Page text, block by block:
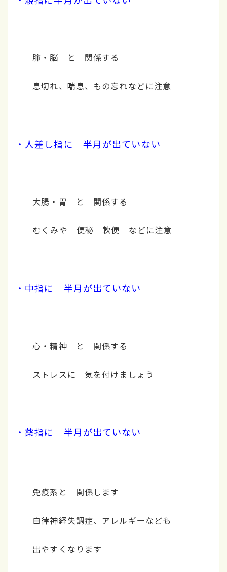
肺・脳 と 関係する
息切れ、喘息、もの忘れなどに注意
・人差し指に 半月が出ていない
大腸・胃 と 関係する
むくみや 便秘 軟便 などに注意
・中指に 半月が出ていない
心・精神 と 関係する
ストレスに 気を付けましょう
・薬指に 半月が出ていない
免疫系と 関係します
自律神経失調症、アレルギーなども
出やすくなります